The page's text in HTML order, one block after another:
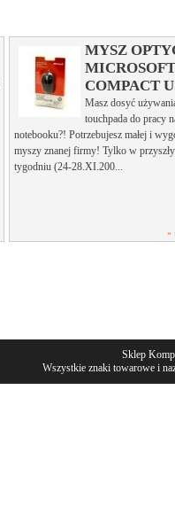
MYSZ
MICROSOFT
COMPACT
Masz dosyć
touchpada do pracy
notebooku?! Potrzebujesz małej i
myszy znanej firmy! Tylko w
tygodniu (24-28.XI.200...
»
Sklep
Wszystkie znaki towarowe i